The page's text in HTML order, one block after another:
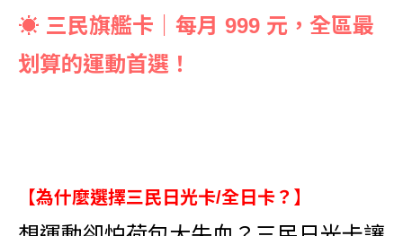
☀️ 三民旗艦卡｜每月 999 元，全區最
划算的運動首選！
【為什麼選擇三民日光卡/全日卡？】